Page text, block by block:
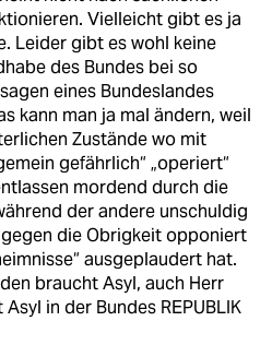
Vielleicht gibt es ja
Leider gibt es wohl keine
des Bundes bei so
eines Bundeslandes
kann man ja mal ändern, weil
Zustände wo mit
gefährlich“ „operiert“
mordend durch die
der andere unschuldig
die Obrigkeit opponiert
ausgeplaudert hat.
braucht Asyl, auch Herr
in der Bundes REPUBLIK